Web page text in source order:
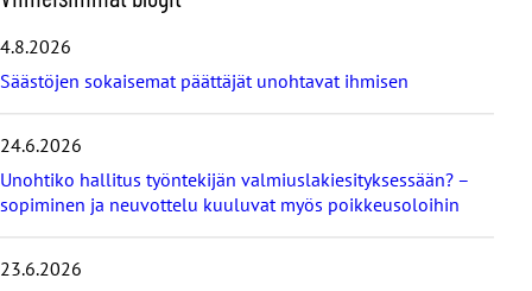
h
a
v
i
m
e
i
4.8.2026
Säästöjen sokaisemat päättäjät unohtavat ihmisen
24.6.2026
Unohtiko hallitus työntekijän valmiuslakiesityksessään? –
sopiminen ja neuvottelu kuuluvat myös poikkeusoloihin
23.6.2026